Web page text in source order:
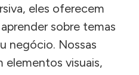
eles oferecem
sobre temas
negócio. Nossas
elementos visuais,